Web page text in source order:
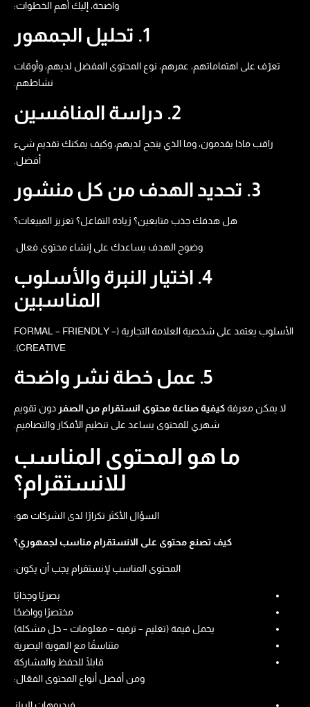
واضحة، إليك أهم الخطوات:
1. تحليل الجمهور
تعرّف على اهتماماتهم، عمرهم، نوع المحتوى المفضل لديهم، وأوقات
نشاطهم.
2. دراسة المنافسين
راقب ماذا يقدمون، وما الذي ينجح لديهم، وكيف يمكنك تقديم شيء
أفضل.
3. تحديد الهدف من كل منشور
هل هدفك جذب متابعين؟ زيادة التفاعل؟ تعزيز المبيعات؟
وضوح الهدف يساعدك على إنشاء محتوى فعال.
4. اختيار النبرة والأسلوب
المناسبين
الأسلوب يعتمد على شخصية العلامة التجارية (FORMAL – FRIENDLY –
CREATIVE).
5. عمل خطة نشر واضحة
لا يمكن معرفةكيفية صناعة محتوى انستقرام من الصفر دون تقويم
شهري للمحتوى يساعد على تنظيم الأفكار والتصاميم.
ما هو المحتوى المناسب
للانستقرام؟
السؤال الأكثر تكرارًا لدى الشركات هو:
كيف تصنع محتوى على الانستقرام مناسب لجمهوري؟
المحتوى المناسب لإنستقرام يجب أن يكون:
بصريًا وجذابًا
مختصرًا وواضحًا
يحمل قيمة (تعليم – ترفيه – معلومات – حل مشكلة)
متناسقًا مع الهوية البصرية
قابلًا للحفظ والمشاركة
ومن أفضل أنواع المحتوى الفعّال: